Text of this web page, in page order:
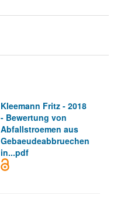
Kleemann Fritz - 2018
- Bewertung von
Abfallstroemen aus
Gebaeudeabbruechen
in...pdf